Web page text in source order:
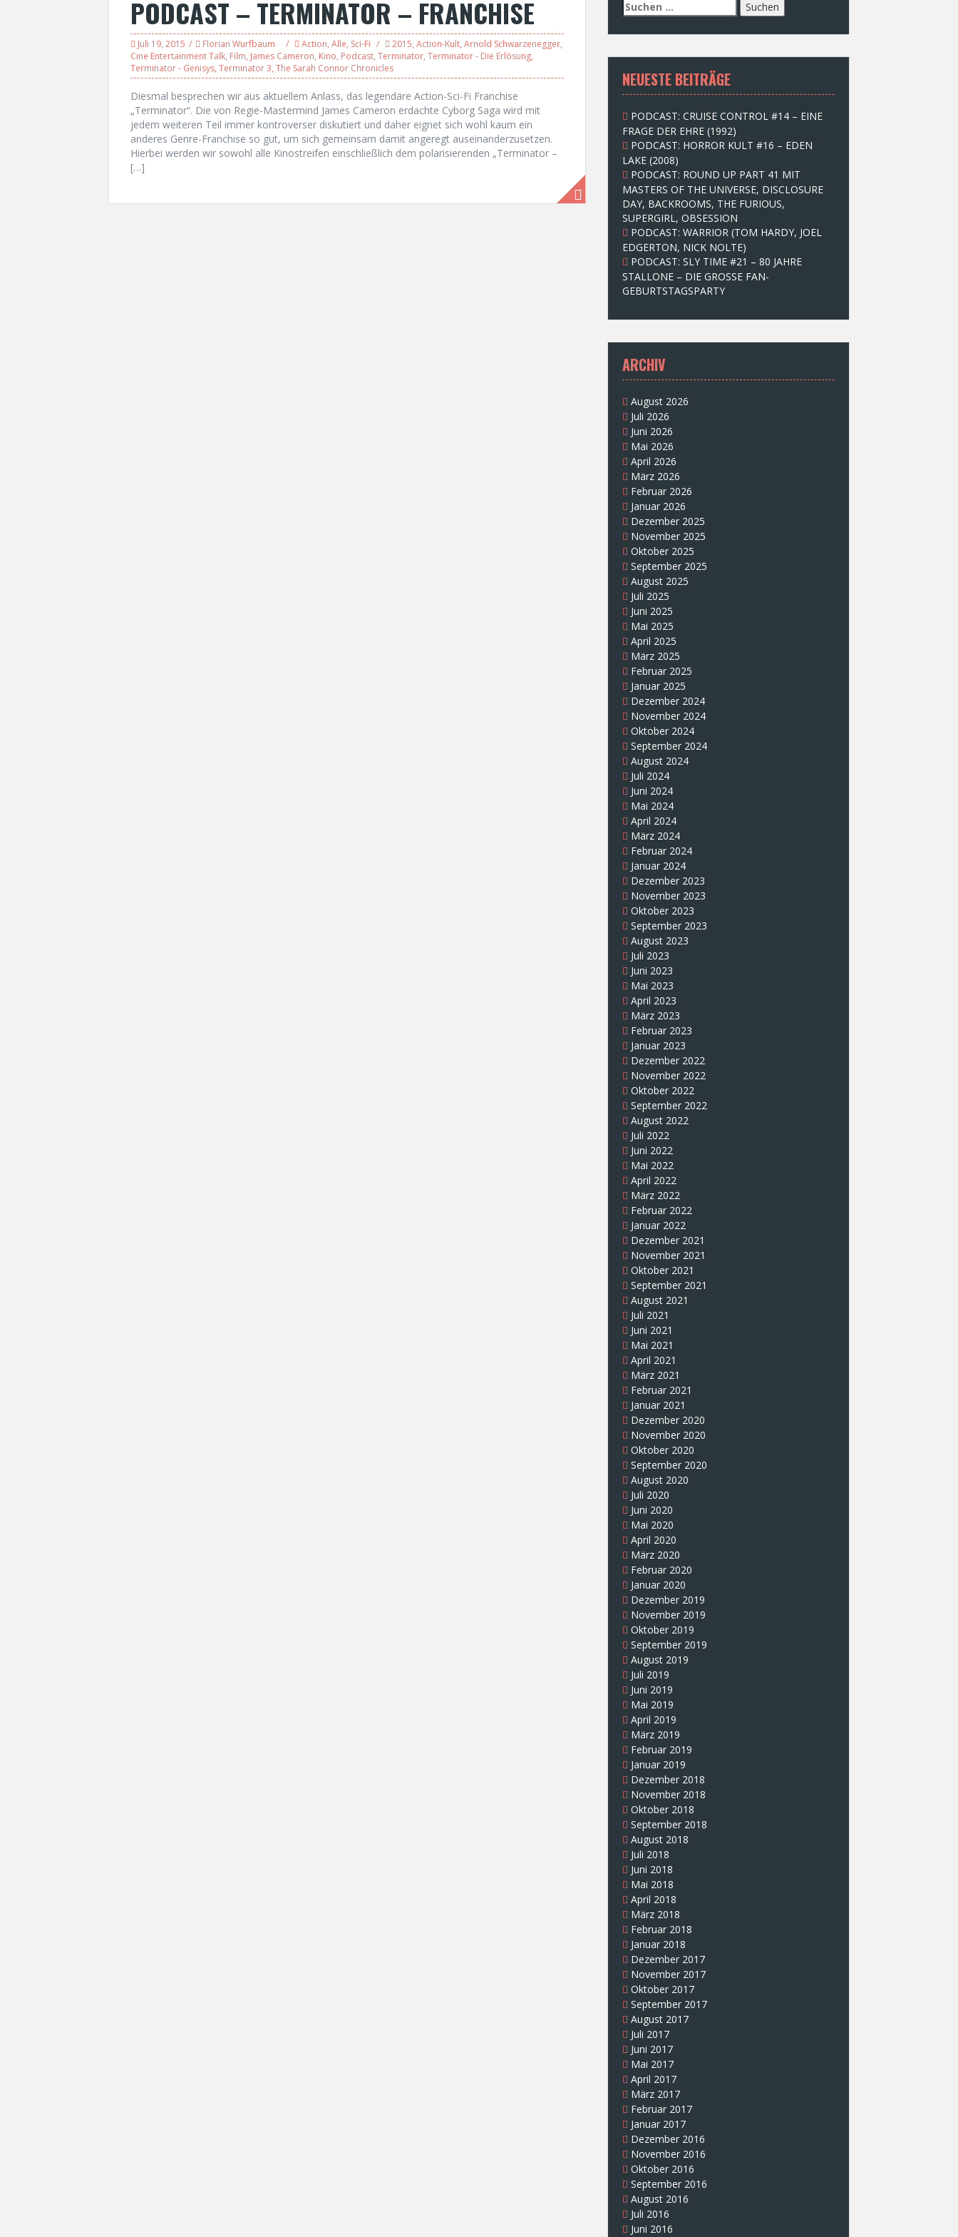
PODCAST – TERMINATOR – FRANCHISE
Juli 19, 2015 Florian Wurfbaum Action, Alle, Sci-Fi 2015, Action-Kult, Arnold Schwarzenegger,
Cine Entertainment Talk, Film, James Cameron, Kino, Podcast, Terminator, Terminator - Die Erlösung,
Terminator - Genisys, Terminator 3, The Sarah Connor Chronicles
Diesmal besprechen wir aus aktuellem Anlass, das legendäre Action-Sci-Fi Franchise
„Terminator“. Die von Regie-Mastermind James Cameron erdachte Cyborg Saga wird mit
jedem weiteren Teil immer kontroverser diskutiert und daher eignet sich wohl kaum ein
anderes Genre-Franchise so gut, um sich gemeinsam damit angeregt auseinanderzusetzen.
Hierbei werden wir sowohl alle Kinostreifen einschließlich dem polarisierenden „Terminator –
[…]
S
u
c
e
n
n
c
h
:
NEUESTE BEITRÄGE
PODCAST: CRUISE CONTROL #14 – EINE
FRAGE DER EHRE (1992)
PODCAST: HORROR KULT #16 – EDEN
LAKE (2008)
PODCAST: ROUND UP PART 41 MIT
MASTERS OF THE UNIVERSE, DISCLOSURE
DAY, BACKROOMS, THE FURIOUS,
SUPERGIRL, OBSESSION
PODCAST: WARRIOR (TOM HARDY, JOEL
EDGERTON, NICK NOLTE)
PODCAST: SLY TIME #21 – 80 JAHRE
STALLONE – DIE GROSSE FAN-
GEBURTSTAGSPARTY
ARCHIV
August 2026
Juli 2026
Juni 2026
Mai 2026
April 2026
März 2026
Februar 2026
Januar 2026
Dezember 2025
November 2025
Oktober 2025
September 2025
August 2025
Juli 2025
Juni 2025
Mai 2025
April 2025
März 2025
Februar 2025
Januar 2025
Dezember 2024
November 2024
Oktober 2024
September 2024
August 2024
Juli 2024
Juni 2024
Mai 2024
April 2024
März 2024
Februar 2024
Januar 2024
Dezember 2023
November 2023
Oktober 2023
September 2023
August 2023
Juli 2023
Juni 2023
Mai 2023
April 2023
März 2023
Februar 2023
Januar 2023
Dezember 2022
November 2022
Oktober 2022
September 2022
August 2022
Juli 2022
Juni 2022
Mai 2022
April 2022
März 2022
Februar 2022
Januar 2022
Dezember 2021
November 2021
Oktober 2021
September 2021
August 2021
Juli 2021
Juni 2021
Mai 2021
April 2021
März 2021
Februar 2021
Januar 2021
Dezember 2020
November 2020
Oktober 2020
September 2020
August 2020
Juli 2020
Juni 2020
Mai 2020
April 2020
März 2020
Februar 2020
Januar 2020
Dezember 2019
November 2019
Oktober 2019
September 2019
August 2019
Juli 2019
Juni 2019
Mai 2019
April 2019
März 2019
Februar 2019
Januar 2019
Dezember 2018
November 2018
Oktober 2018
September 2018
August 2018
Juli 2018
Juni 2018
Mai 2018
April 2018
März 2018
Februar 2018
Januar 2018
Dezember 2017
November 2017
Oktober 2017
September 2017
August 2017
Juli 2017
Juni 2017
Mai 2017
April 2017
März 2017
Februar 2017
Januar 2017
Dezember 2016
November 2016
Oktober 2016
September 2016
August 2016
Juli 2016
Juni 2016